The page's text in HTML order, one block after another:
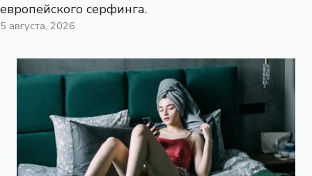
европейского серфинга.
5 августа, 2026